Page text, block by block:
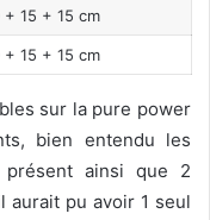
+ 15 + 15 cm
+ 15 + 15 cm
sur la pure power
bien entendu les
ainsi que 2
aurait pu avoir 1 seul